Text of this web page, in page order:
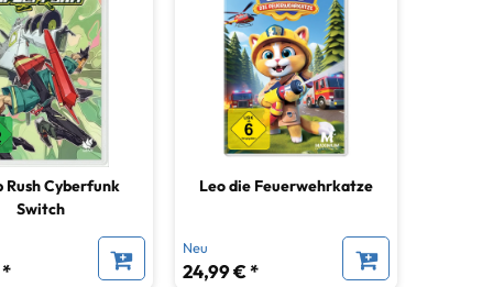
Rush Cyberfunk
Switch
*
Leo die Feuerwehrkatze
Neu
24,99 € *